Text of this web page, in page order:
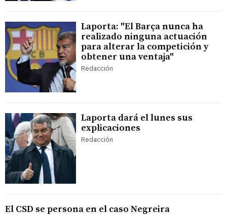
Laporta: "El Barça nunca ha
realizado ninguna actuación
para alterar la competición y
obtener una ventaja"
Redacción
Laporta dará el lunes sus
explicaciones
Redacción
El CSD se persona en el caso Negreira